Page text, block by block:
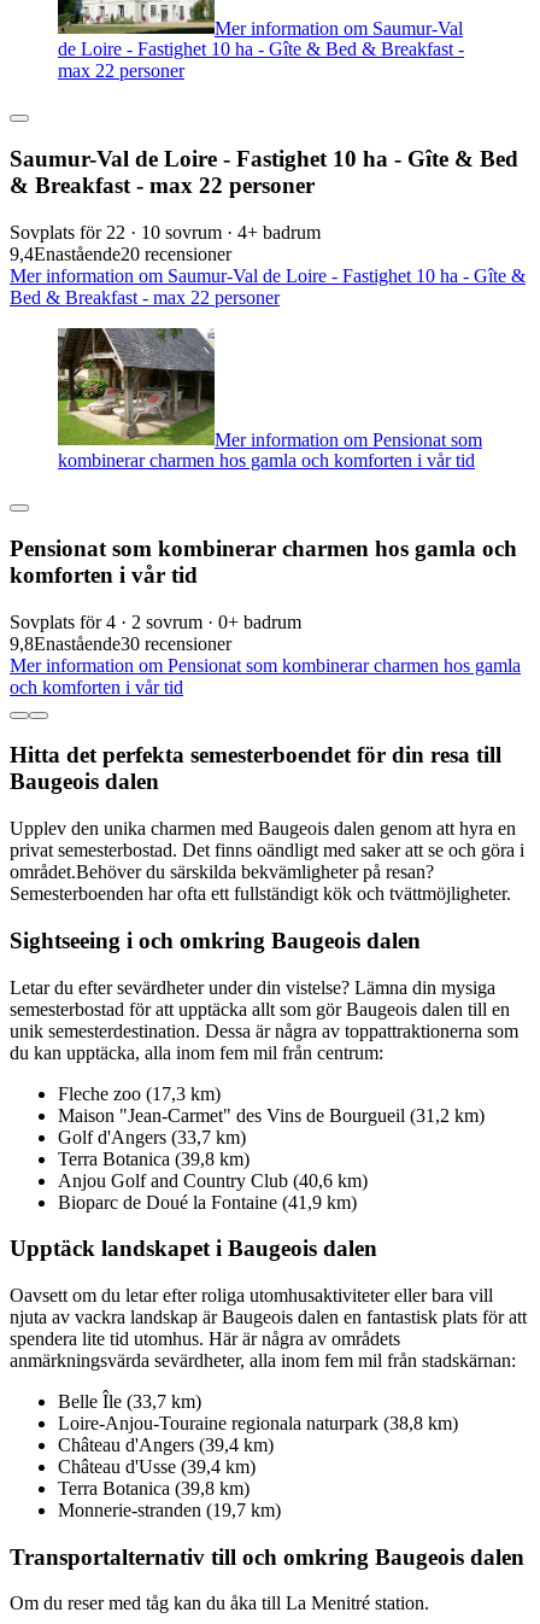
Mer information om Saumur-Val
de Loire - Fastighet 10 ha - Gîte & Bed & Breakfast -
max 22 personer
Saumur-Val de Loire - Fastighet 10 ha - Gîte & Bed
& Breakfast - max 22 personer
Sovplats för 22 · 10 sovrum · 4+ badrum
9,4Enastående20 recensioner
Mer information om Saumur-Val de Loire - Fastighet 10 ha - Gîte &
Bed & Breakfast - max 22 personer
Mer information om Pensionat som
kombinerar charmen hos gamla och komforten i vår tid
Pensionat som kombinerar charmen hos gamla och
komforten i vår tid
Sovplats för 4 · 2 sovrum · 0+ badrum
9,8Enastående30 recensioner
Mer information om Pensionat som kombinerar charmen hos gamla
och komforten i vår tid
Hitta det perfekta semesterboendet för din resa till
Baugeois dalen
Upplev den unika charmen med Baugeois dalen genom att hyra en
privat semesterbostad. Det finns oändligt med saker att se och göra i
området.Behöver du särskilda bekvämligheter på resan?
Semesterboenden har ofta ett fullständigt kök och tvättmöjligheter.
Sightseeing i och omkring Baugeois dalen
Letar du efter sevärdheter under din vistelse? Lämna din mysiga
semesterbostad för att upptäcka allt som gör Baugeois dalen till en
unik semesterdestination. Dessa är några av toppattraktionerna som
du kan upptäcka, alla inom fem mil från centrum:
Fleche zoo (17,3 km)
Maison "Jean-Carmet" des Vins de Bourgueil (31,2 km)
Golf d'Angers (33,7 km)
Terra Botanica (39,8 km)
Anjou Golf and Country Club (40,6 km)
Bioparc de Doué la Fontaine (41,9 km)
Upptäck landskapet i Baugeois dalen
Oavsett om du letar efter roliga utomhusaktiviteter eller bara vill
njuta av vackra landskap är Baugeois dalen en fantastisk plats för att
spendera lite tid utomhus. Här är några av områdets
anmärkningsvärda sevärdheter, alla inom fem mil från stadskärnan:
Belle Île (33,7 km)
Loire-Anjou-Touraine regionala naturpark (38,8 km)
Château d'Angers (39,4 km)
Château d'Usse (39,4 km)
Terra Botanica (39,8 km)
Monnerie-stranden (19,7 km)
Transportalternativ till och omkring Baugeois dalen
Om du reser med tåg kan du åka till La Menitré station.